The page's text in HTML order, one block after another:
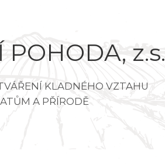
POHODA, z.s.